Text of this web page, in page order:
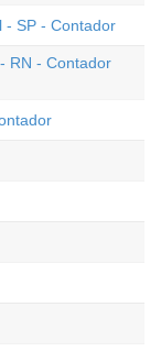
- SP - Contador
RN - Contador